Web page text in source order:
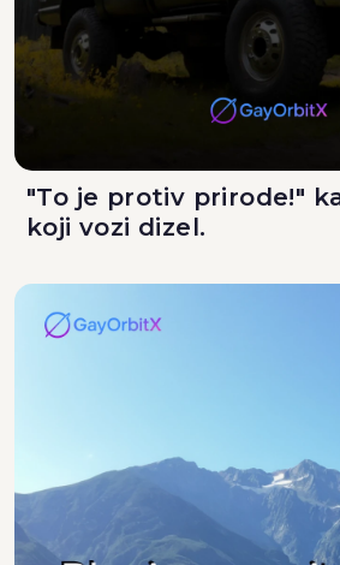
"To je protiv prirode!"
koji vozi dizel.